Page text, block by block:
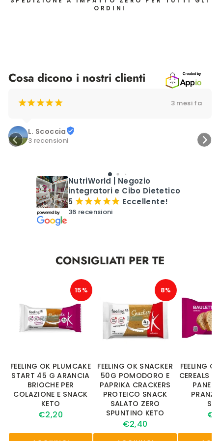
ORDINI
Cosa dicono i nostri clienti
¡¡¡¡¡ 3 mesi fa
L. Scoccia
3 recensioni
NutriWorld | Negozio
integratori e Cibo Dietetico
5 ¡¡¡¡¡ Eccellente!
36 recensioni
CONSIGLIATI PER TE
15%
FEELING OK PLUMCAKE
START 45 G ARANCIA
BRIOCHE PER
COLAZIONE E SNACK
KETO
€2,20
8%
FEELING OK SNACKER
50G POMODORO E
PAPRIKA CRACKERS
PROTEICO SNACK
SALATO ZERO
SPUNTINO KETO
€2,40
FEELING
CEREALS
PANE